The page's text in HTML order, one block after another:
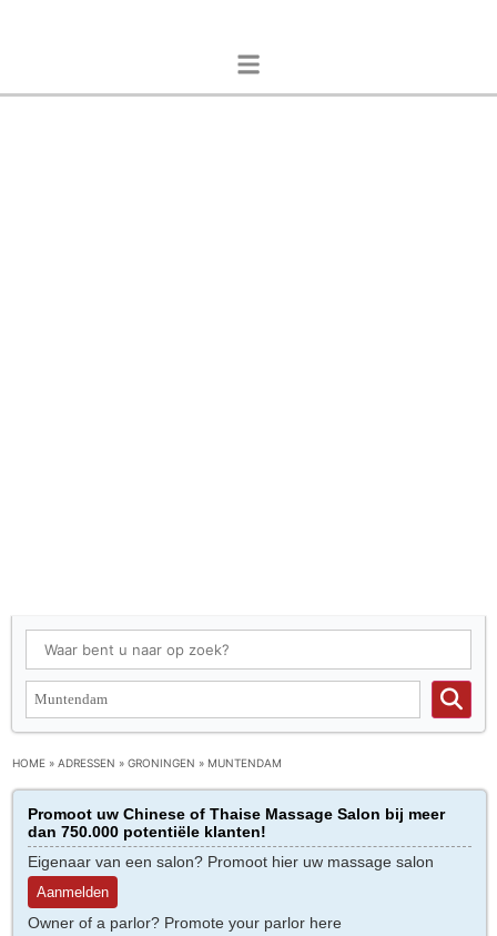
HOME » ADRESSEN » GRONINGEN » MUNTENDAM
Promoot uw Chinese of Thaise Massage Salon bij meer
dan 750.000 potentiële klanten!
Eigenaar van een salon? Promoot hier uw massage salon
Aanmelden
Owner of a parlor? Promote your parlor here